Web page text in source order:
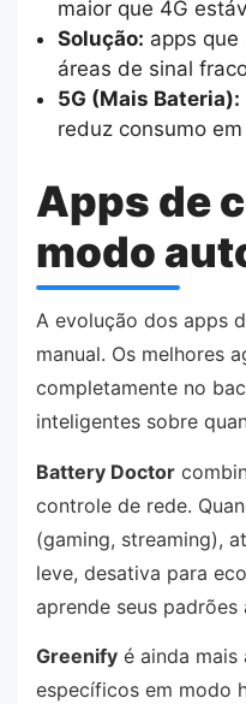
maior que 4G
Solução: apps que
áreas de sinal
5G (Mais Bateria):
reduz consumo
Apps de
modo
A evolução dos apps
manual. Os melhores
completamente no
inteligentes sobre
Battery Doctor
controle de rede.
(gaming, streaming),
leve, desativa para
aprende seus padrões
Greenify é ainda mais
específicos em modo